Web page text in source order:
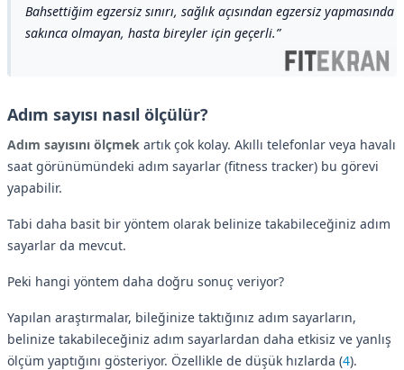
Bahsettiğim egzersiz sınırı, sağlık açısından egzersiz yapmasında
sakınca olmayan, hasta bireyler için geçerli.
Adım sayısı nasıl ölçülür?
Adım sayısını ölçmek artık çok kolay. Akıllı telefonlar veya havalı
saat görünümündeki adım sayarlar (fitness tracker) bu görevi
yapabilir.
Tabi daha basit bir yöntem olarak belinize takabileceğiniz adım
sayarlar da mevcut.
Peki hangi yöntem daha doğru sonuç veriyor?
Yapılan araştırmalar, bileğinize taktığınız adım sayarların,
belinize takabileceğiniz adım sayarlardan daha etkisiz ve yanlış
ölçüm yaptığını gösteriyor. Özellikle de düşük hızlarda (4).